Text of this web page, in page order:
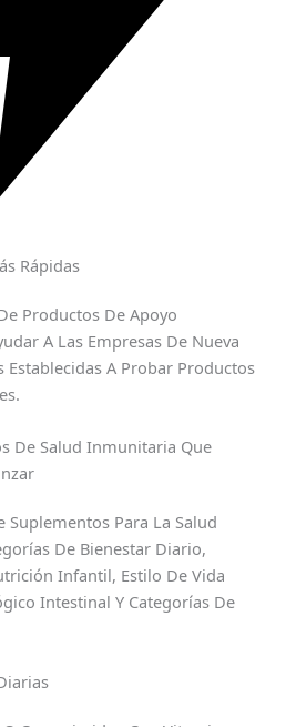
Rápidas
Productos De Apoyo
A Las Empresas De Nueva
Establecidas A Probar Productos
De Salud Inmunitaria Que
Suplementos Para La Salud
De Bienestar Diario,
Infantil, Estilo De Vida
Intestinal Y Categorías De